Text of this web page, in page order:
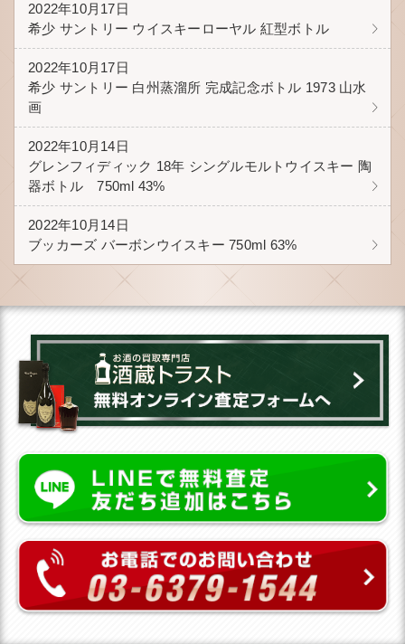
2022年10月17日
希少 サントリー ウイスキーローヤル 紅型ボトル
2022年10月17日
希少 サントリー 白州蒸溜所 完成記念ボトル 1973 山水
画
2022年10月14日
グレンフィディック 18年 シングルモルトウイスキー 陶
器ボトル 750ml 43%
2022年10月14日
ブッカーズ バーボンウイスキー 750ml 63%